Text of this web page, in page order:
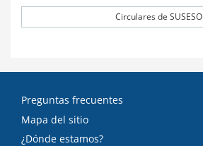
Circulares de SUSESO
Preguntas frecuentes
Mapa del sitio
¿Dónde estamos?